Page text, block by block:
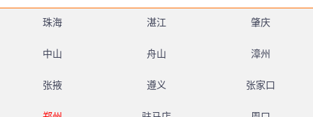
珠海 湛江 肇庆
中山 舟山 漳州
张掖 遵义 张家口